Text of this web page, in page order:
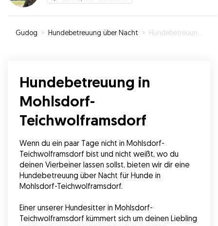
Gudog » Hundebetreuung über Nacht » Hundebetreuung in Mohlsdorf-Teichwolframsdorf
Hundebetreuung in
Mohlsdorf-
Teichwolframsdorf
Wenn du ein paar Tage nicht in Mohlsdorf-
Teichwolframsdorf bist und nicht weißt, wo du
deinen Vierbeiner lassen sollst, bieten wir dir eine
Hundebetreuung über Nacht für Hunde in
Mohlsdorf-Teichwolframsdorf.
Einer unserer Hundesitter in Mohlsdorf-
Teichwolframsdorf kümmert sich um deinen Liebling